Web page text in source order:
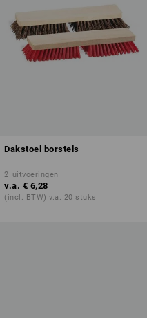
Dakstoel borstels
2 uitvoeringen
v.a. € 6,28
(incl. BTW) v.a. 20 stuks